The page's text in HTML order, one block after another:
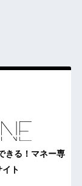
きる！マネー専
ト